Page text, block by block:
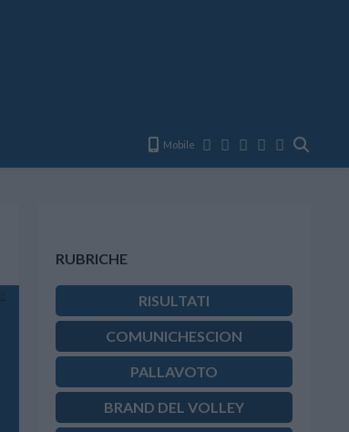
Mobile
RUBRICHE
RISULTATI
COMUNICHESCION
PALLAVOTO
BRAND DEL VOLLEY